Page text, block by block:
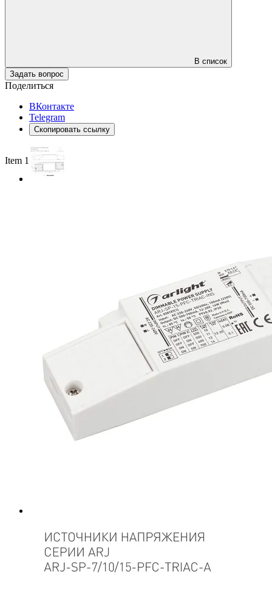
В список
Задать вопрос
Поделиться
ВКонтакте
Telegram
Скопировать ссылку
Item 1 of 2